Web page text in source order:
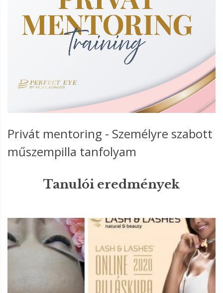
Privát mentoring - Személyre szabott
műszempilla tanfolyam
Tanulói eredmények